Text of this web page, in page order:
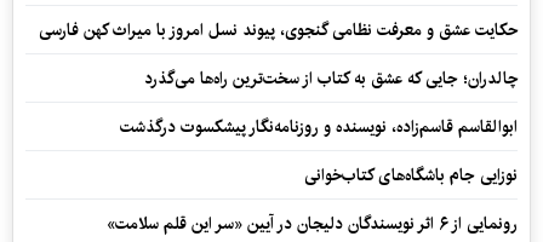
حکایت عشق و معرفت نظامی گنجوی، پیوند نسل امروز با میراث کهن فارسی
چالدران؛ جایی که عشق به کتاب از سخت‌ترین راه‌ها می‌گذرد
ابوالقاسم قاسم‌زاده، نویسنده و روزنامه‌نگار پیشکسوت درگذشت
نوزایی جام باشگاه‌های کتاب‌خوانی
رونمایی از ۶ اثر نویسندگان دلیجان در آیین «سر این قلم سلامت»